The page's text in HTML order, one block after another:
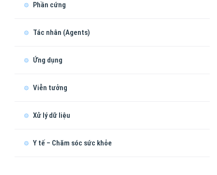
Phần cứng
Tác nhân (Agents)
Ứng dụng
Viễn tưởng
Xử lý dữ liệu
Y tế – Chăm sóc sức khỏe